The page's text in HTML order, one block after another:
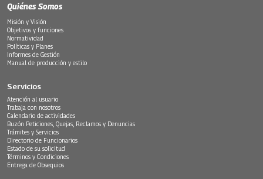
Quiénes Somos
Misión y Visión
Objetivos y funciones
Normatividad
Políticas y Planes
Informes de Gestión
Manual de producción y estilo
Servicios
Atención al usuario
Trabaja con nosotros
Calendario de actividades
Buzón Peticiones, Quejas, Reclamos y Denuncias
Trámites y Servicios
Directorio de Funcionarios
Estado de su solicitud
Términos y Condiciones
Entrega de Obsequios